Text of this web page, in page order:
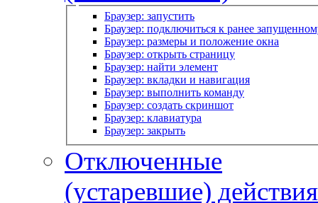
Браузер: запустить
Браузер: подключиться к ранее
Браузер: размеры и положение окна
Браузер: открыть страницу
Браузер: найти элемент
Браузер: вкладки и навигация
Браузер: выполнить команду
Браузер: создать скриншот
Браузер: клавиатура
Браузер: закрыть
Отключенные
(устаревшие) действия